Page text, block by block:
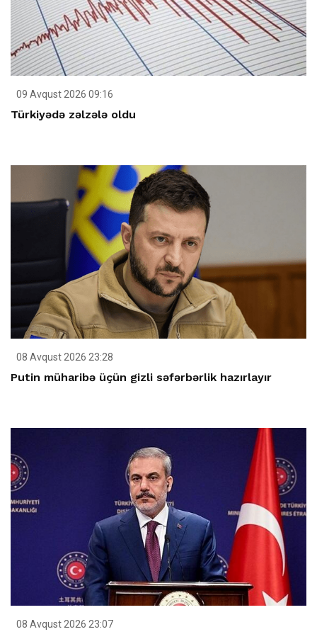
09 Avqust 2026 09:16
Türkiyədə zəlzələ oldu
08 Avqust 2026 23:28
Putin müharibə üçün gizli səfərbərlik hazırlayır
08 Avqust 2026 23:07